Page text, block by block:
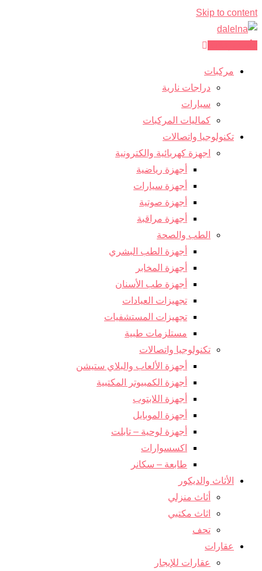
Skip to content
مركبات
دراجات نارية
سيارات
كماليات المركبات
تكنولوجيا واتصالات
اجهزة كهربائية والكترونية
أجهزة رياضية
أجهزة سيارات
أجهزة صوتية
أجهزة مراقبة
الطب والصحة
أجهزة الطب البشري
أجهزة المخابر
أجهزة طب الأسنان
تجهيزات العيادات
تجهيزات المستشفيات
مستلزمات طبية
تكنولوجيا واتصالات
أجهزة الألعاب والبلاي ستيشن
أجهزة الكمبيوتر المكتبية
أجهزة اللابتوب
أجهزة الموبايل
أجهزة لوحية – تابلت
اكسسوارات
طابعة – سكانر
الأثاث والديكور
أثاث منزلي
اثاث مكتبي
تحف
عقارات
عقارات للإيجار